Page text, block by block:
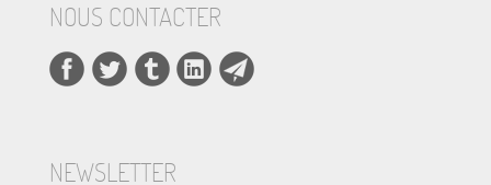
NOUS CONTACTER
NEWSLETTER